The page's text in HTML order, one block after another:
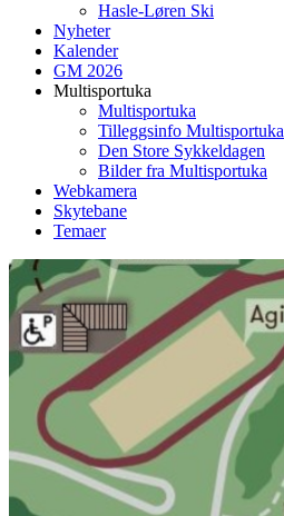
Hasle-Løren Ski
Nyheter
Kalender
GM 2026
Multisportuka
Multisportuka
Tilleggsinfo Multisportuka
Den Store Sykkeldagen
Bilder fra Multisportuka
Webkamera
Skytebane
Temaer